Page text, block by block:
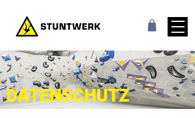
DATENSCHUTZ